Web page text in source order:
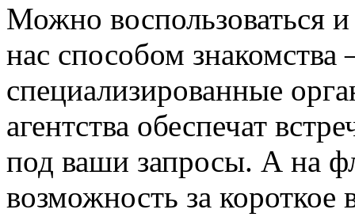
Можно воспользоваться
нас способом знакомства
специализированные
агентства обеспечат
под ваши запросы. А на
возможность за короткое